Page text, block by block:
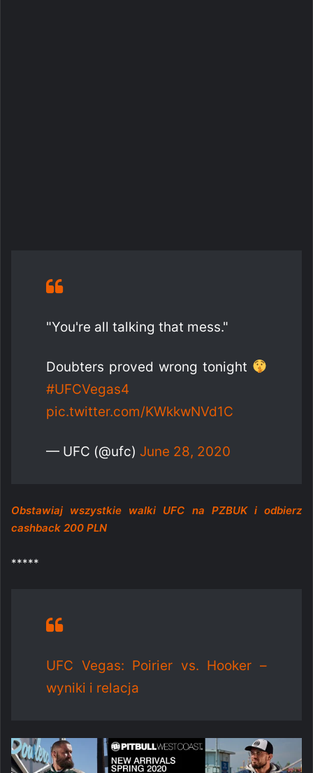
"You're all talking that mess."
Doubters proved wrong tonight
#UFCVegas4
pic.twitter.com/KWkkwNVd1C
— UFC (@ufc) June 28, 2020
Obstawiaj wszystkie walki UFC na PZBUK i odbierz
cashback 200 PLN
*****
UFC Vegas: Poirier vs. Hooker –
wyniki i relacja